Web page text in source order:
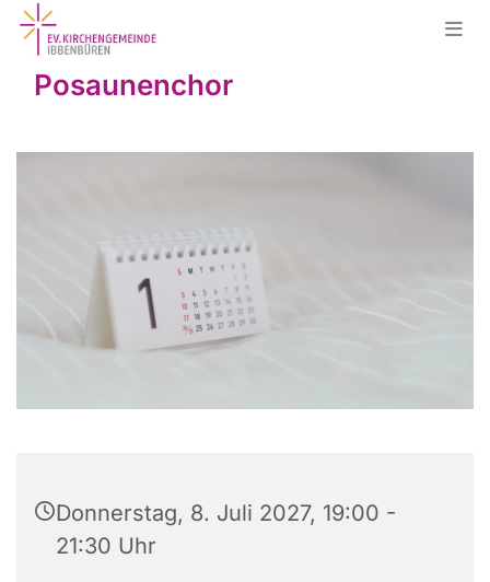
Posaunenchor
Donnerstag, 8. Juli 2027, 19:00 -
21:30 Uhr